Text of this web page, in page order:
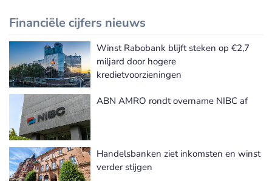
Financiële cijfers nieuws
Meer Financiële cijfers nieuws
Winst Rabobank blijft steken op €2,7
miljard door hogere
kredietvoorzieningen
ABN AMRO rondt overname NIBC af
Handelsbanken ziet inkomsten en winst
verder stijgen